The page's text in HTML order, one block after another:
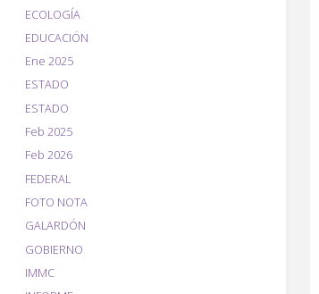
ECOLOGÍA
EDUCACIÓN
Ene 2025
ESTADO
ESTADO
Feb 2025
Feb 2026
FEDERAL
FOTO NOTA
GALARDÓN
GOBIERNO
IMMC